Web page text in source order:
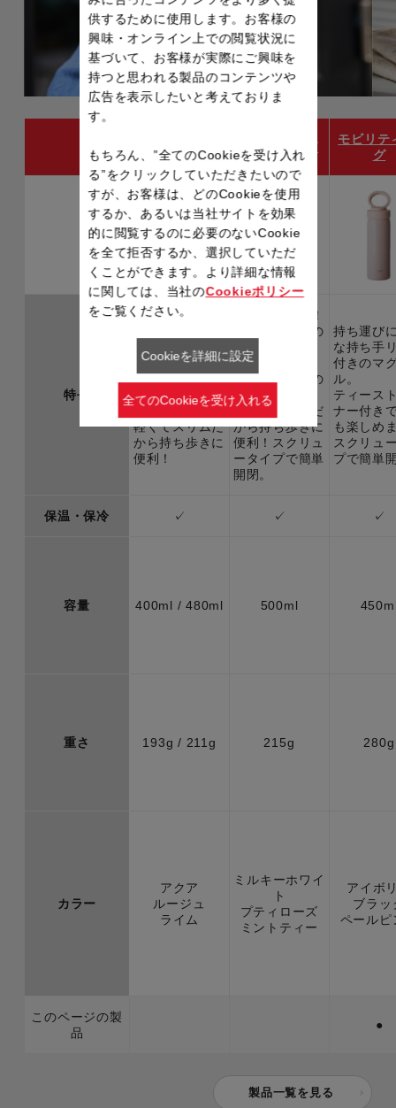
グ
クリーンマグ
モビリテ
グ
特長
られるワンプッ
シュオープンと
スライドロック
で片手でラクラ
ク開閉。
軽くてスリムだ
から持ち歩きに
便利！
いつでも清潔！
飲み口は雑菌の
増殖が心配。
Ag+（銀イオ
ン）で、安心の
抗菌仕様。
軽くてスリムだ
から持ち歩きに
便利！スクリュ
ータイプで簡単
開閉。
持ち運び
な持ち手
付きのマ
ル。
ティース
ナー付き
も楽しめ
スクリュ
プで簡単
保温・保冷 ✓ ✓ ✓
容量 400ml / 480ml 500ml
重さ 193g / 211g 215g 280g
カラー
アクア
ルージュ
ライム
ミルキーホワイ
ト
プティローズ
ミントティー
アイボ
ブラッ
ペールピ
このページの製
品
●
製品一覧を見る
供するために使用します。お客様の
興味・オンライン上での閲覧状況に
基づいて、お客様が実際にご興味を
持つと思われる製品のコンテンツや
広告を表示したいと考えておりま
す。
もちろん、”全てのCookieを受け入れ
る”をクリックしていただきたいので
すが、お客様は、どのCookieを使用
するか、あるいは当社サイトを効果
的に閲覧するのに必要のないCookie
を全て拒否するか、選択していただ
くことができます。より詳細な情報
に関しては、当社のCookieポリシー
をご覧ください。
Cookieを詳細に設定
全てのCookieを受け入れる